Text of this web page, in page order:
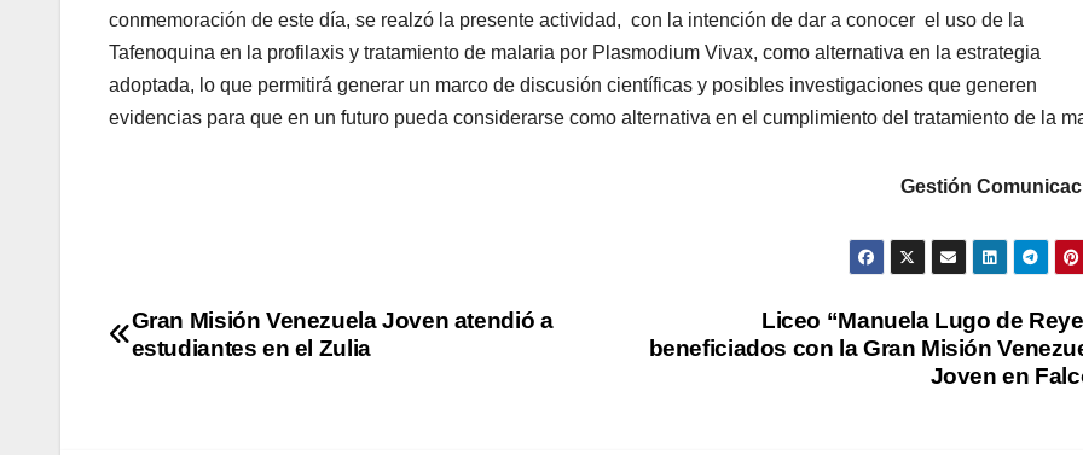
conmemoración de este día, se realzó la presente actividad, con la intención de dar a conocer el uso de la
Tafenoquina en la profilaxis y tratamiento de malaria por Plasmodium Vivax, como alternativa en la estrategia
adoptada, lo que permitirá generar un marco de discusión científicas y posibles investigaciones que generen
evidencias para que en un futuro pueda considerarse como alternativa en el cumplimiento del tratamiento de la
Gestión
Liceo “Manuela Lugo de
beneficiados con la Gran Misión
Joven en
Gran Misión Venezuela Joven atendió a
estudiantes en el Zulia